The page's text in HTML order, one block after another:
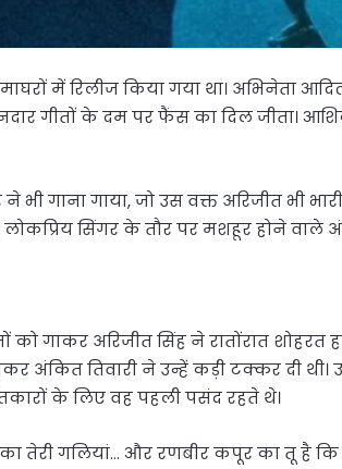
में रिलीज किया गया था। अभिनेता
गीतों के दम पर फैंस का दिल जीता।
गाना गाया, जो उस वक्त अरिजीत भी
लोकप्रिय सिंगर के तौर पर मशहूर होने
गाकर अरिजीत सिंह ने रातोंरात शोहरत
अंकित तिवारी ने उन्हें कड़ी टक्कर दी थी।
के लिए वह पहली पसंद रहते थे।
का तेरी गलियां… और रणबीर कपूर का तू है